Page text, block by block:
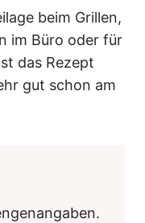
beim Grillen,
im Büro oder für
das Rezept
gut schon am